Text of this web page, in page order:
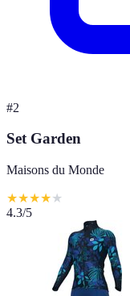
#2
Set Garden
Maisons du Monde
★★★★★
4.3/5